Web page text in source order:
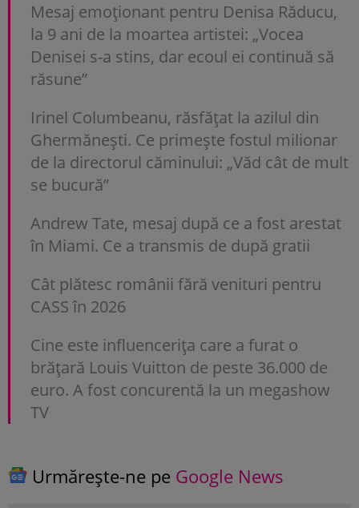
Mesaj emoționant pentru Denisa Răducu,
la 9 ani de la moartea artistei: „Vocea
Denisei s-a stins, dar ecoul ei continuă să
răsune”
Irinel Columbeanu, răsfățat la azilul din
Ghermănești. Ce primește fostul milionar
de la directorul căminului: „Văd cât de mult
se bucură”
Andrew Tate, mesaj după ce a fost arestat
în Miami. Ce a transmis de după gratii
Cât plătesc românii fără venituri pentru
CASS în 2026
Cine este influencerița care a furat o
brățară Louis Vuitton de peste 36.000 de
euro. A fost concurentă la un megashow
TV
Urmărește-ne pe Google News